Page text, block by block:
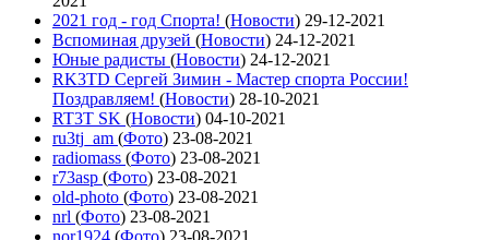
2021 год - год Cпорта! (Новости) 29-12-2021
Вспоминая друзей (Новости) 24-12-2021
Юные радисты (Новости) 24-12-2021
RK3TD Сергей Зимин - Мастер спорта России!
Поздравляем! (Новости) 28-10-2021
RT3T SK (Новости) 04-10-2021
ru3tj_am (Фото) 23-08-2021
radiomass (Фото) 23-08-2021
r73asp (Фото) 23-08-2021
old-photo (Фото) 23-08-2021
nrl (Фото) 23-08-2021
nor1924 (Фото) 23-08-2021